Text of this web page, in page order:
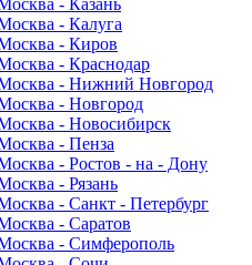
- Казань
- Калуга
- Киров
- Краснодар
Москва - Нижний Новгород
- Новгород
- Новосибирск
- Пенза
- Ростов - на - Дону
- Рязань
- Санкт - Петербург
- Саратов
- Симферополь